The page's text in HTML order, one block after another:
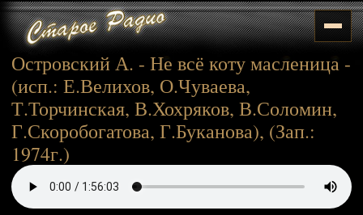
Островский А. - Не всё коту масленица -
(исп.: Е.Велихов, О.Чуваева,
Т.Торчинская, В.Хохряков, В.Соломин,
Г.Скоробогатова, Г.Буканова), (Зап.:
1974г.)